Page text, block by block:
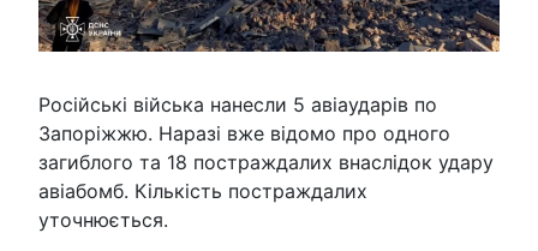
Російські війська нанесли 5 авіаударів по
Запоріжжю. Наразі вже відомо про одного
загиблого та 18 постраждалих внаслідок удару
авіабомб. Кількість постраждалих
уточнюється.